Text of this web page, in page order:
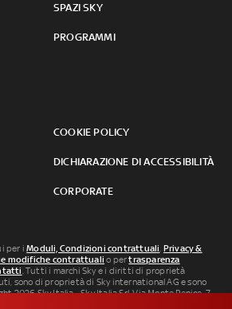
SPAZI SKY
PROGRAMMI
COOKIE POLICY
DICHIARAZIONE DI ACCESSIBILITÀ
CORPORATE
per iModuli, Condizioni contrattuali, Privacy &
modifiche contrattuali o pertrasparenza
. Tutti i marchi Sky e i diritti di proprietà
sono di proprietà di Sky international AG e sono
2026 Sky Italia - Sky Italia Srl Via Monte Penice, 7 -
SkyTG24: ISSN 3035-1537 e SkySport: ISSN